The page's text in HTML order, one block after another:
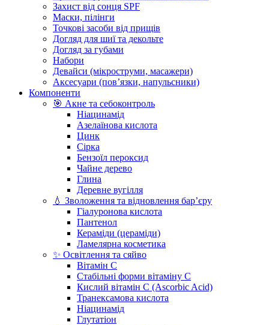
Захист від сонця SPF
Маски, пілінги
Точкові засоби від прищів
Догляд для шиї та декольте
Догляд за губами
Набори
Девайси (мікроструми, масажери)
Аксесуари (повʼязки, напульсники)
Компоненти
🎯 Акне та себоконтроль
Ніацинамід
Азелаїнова кислота
Цинк
Сірка
Бензоїл пероксид
Чайне дерево
Глина
Деревне вугілля
💧 Зволоження та відновлення бар’єру
Гіалуронова кислота
Пантенол
Кераміди (цераміди)
Ламелярна косметика
✨ Освітлення та сяйво
Вітамін С
Стабільні форми вітаміну С
Кислий вітамін С (Ascorbic Acid)
Транексамова кислота
Ніацинамід
Глутатіон